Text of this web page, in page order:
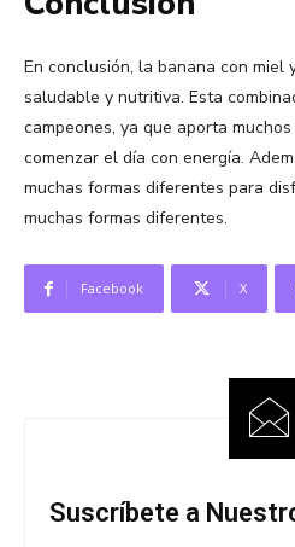
En conclusión, la banana con miel
saludable y nutritiva. Esta
campeones, ya que aporta
comenzar el día con energía.
muchas formas diferentes para
muchas formas diferentes.
Facebook X
Suscríbete a